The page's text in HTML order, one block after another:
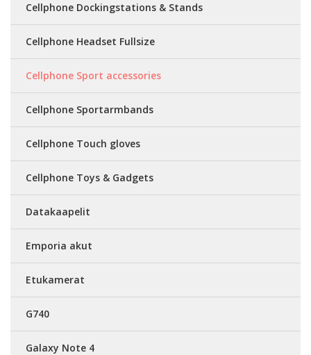
Cellphone Dockingstations & Stands
Cellphone Headset Fullsize
Cellphone Sport accessories
Cellphone Sportarmbands
Cellphone Touch gloves
Cellphone Toys & Gadgets
Datakaapelit
Emporia akut
Etukamerat
G740
Galaxy Note 4